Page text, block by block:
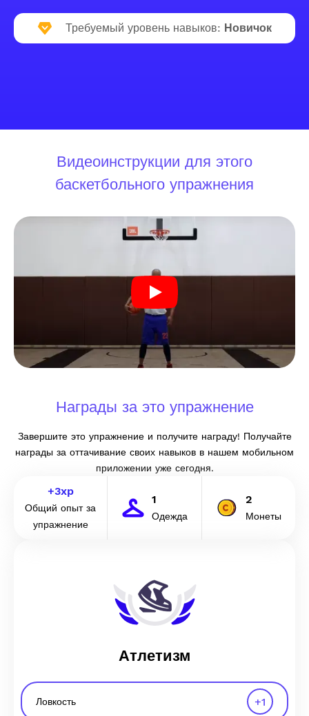
Требуемый уровень навыков: Новичок
Видеоинструкции для этого
баскетбольного упражнения
Награды за это упражнение
Завершите это упражнение и получите награду! Получайте
награды за оттачивание своих навыков в нашем мобильном
приложении уже сегодня.
+3xp
Общий опыт за
упражнение
1
Одежда
2
Монеты
Атлетизм
Ловкость +1